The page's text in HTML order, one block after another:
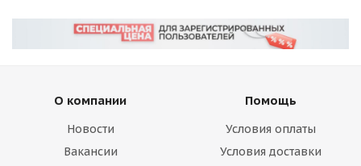
О компании
Новости
Вакансии
Помощь
Условия оплаты
Условия доставки